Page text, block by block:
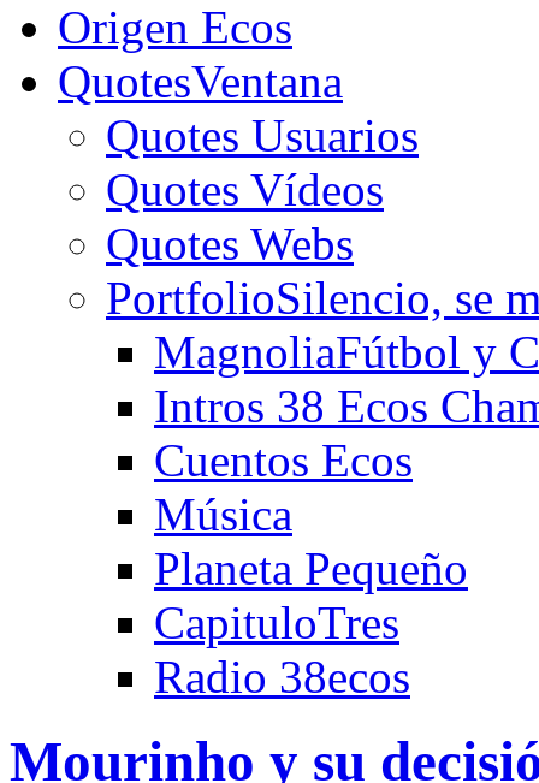
Origen Ecos
QuotesVentana
Quotes Usuarios
Quotes Vídeos
Quotes Webs
PortfolioSilencio, se
MagnoliaFútbol y
Intros 38 Ecos
Cuentos Ecos
Música
Planeta Pequeño
CapituloTres
Radio 38ecos
Mourinho y su